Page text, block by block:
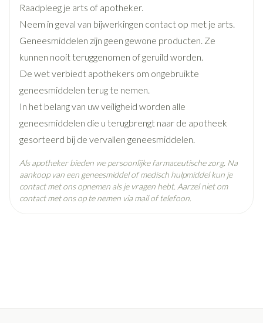
Lengte 66 mm
Diepte 15 mm
Hoeveelheid
Verpakking
4
Behoud Kamertemperatuur (15°C - 25°C)
Raadpleeg je arts of apotheker.
Neem in geval van bijwerkingen contact op met je arts.
Geneesmiddelen zijn geen gewone producten. Ze
kunnen nooit teruggenomen of geruild worden.
De wet verbiedt apothekers om ongebruikte
geneesmiddelen terug te nemen.
In het belang van uw veiligheid worden alle
geneesmiddelen die u terugbrengt naar de apotheek
gesorteerd bij de vervallen geneesmiddelen.
Als apotheker bieden we persoonlijke farmaceutische zorg. Na
aankoop van een geneesmiddel of medisch hulpmiddel kun je
contact met ons opnemen als je vragen hebt. Aarzel niet om
contact met ons op te nemen via mail of telefoon.